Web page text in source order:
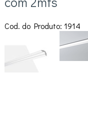
Cod. do Produto: 1914